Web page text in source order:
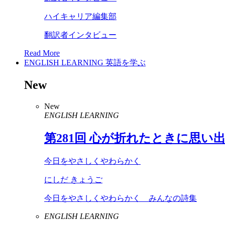
ハイキャリア編集部
翻訳者インタビュー
Read More
ENGLISH LEARNING 英語を学ぶ
New
New
ENGLISH LEARNING
第281 回 心が折れたときに思い
今日をやさしくやわらかく
にしだ きょうご
今日をやさしくやわらかく みんなの詩集
ENGLISH LEARNING